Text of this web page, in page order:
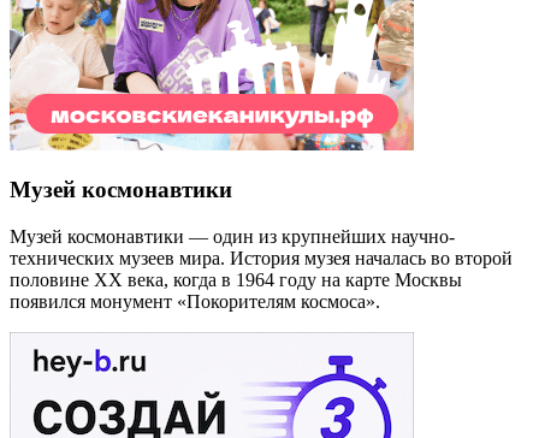
Музей космонавтики
Музей космонавтики — один из крупнейших научно-
технических музеев мира. История музея началась во второй
половине XX века, когда в 1964 году на карте Москвы
появился монумент «Покорителям космоса».